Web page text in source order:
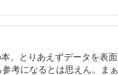
。とりあえずデータを表面
考になるとは思えん。まぁ